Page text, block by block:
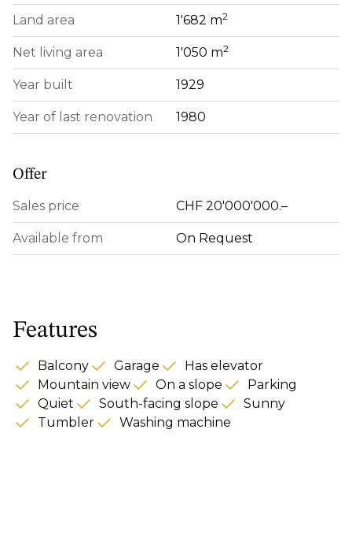
Land area 1'682 m2
Net living area 1'050 m2
Year built 1929
Year of last renovation 1980
Offer
Sales price CHF 20'000'000.–
Available from On Request
Features
Balcony Garage
Has elevator
Mountain view
On a slope
Parking
Quiet
South-facing slope
Sunny
Tumbler
Washing machine